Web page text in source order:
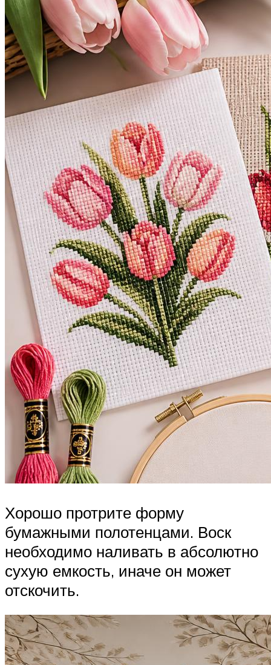
Хорошо протрите форму
бумажными полотенцами. Воск
необходимо наливать в абсолютно
сухую емкость, иначе он может
отскочить.